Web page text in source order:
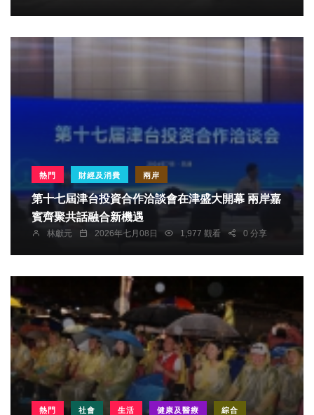
熱門 財經及消費 兩岸
第十七屆津台投資合作洽談會在津盛大開幕 兩岸嘉
賓齊聚共話融合新機遇
林獻元 2026年七月08日 1,977 觀看 0 分享
熱門 社會 生活 健康及醫療 綜合